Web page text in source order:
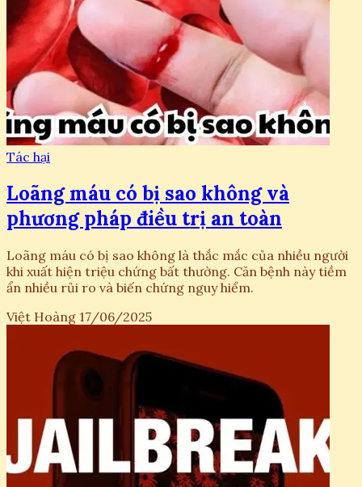
Tác hại
Loãng máu có bị sao không và
phương pháp điều trị an toàn
Loãng máu có bị sao không là thắc mắc của nhiều người
khi xuất hiện triệu chứng bất thường. Căn bệnh này tiềm
ẩn nhiều rủi ro và biến chứng nguy hiểm.
Việt Hoàng 17/06/2025